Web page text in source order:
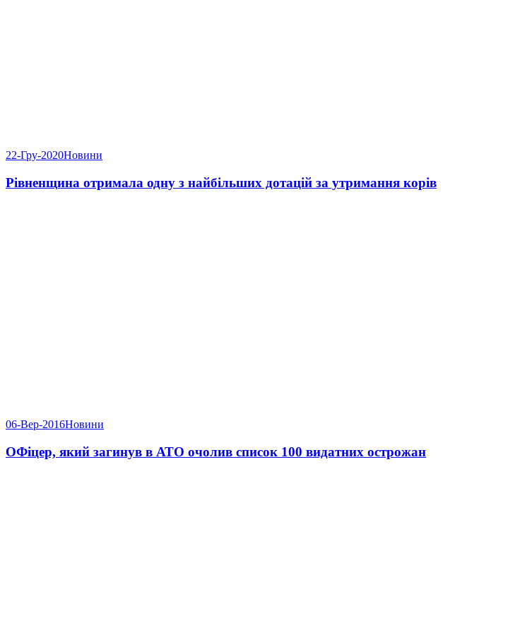
22-Гру-2020Новини
Рівненщина отримала одну з найбільших дотацій за утримання корів
06-Вер-2016Новини
ОФіцер, який загинув в АТО очолив список 100 видатних острожан